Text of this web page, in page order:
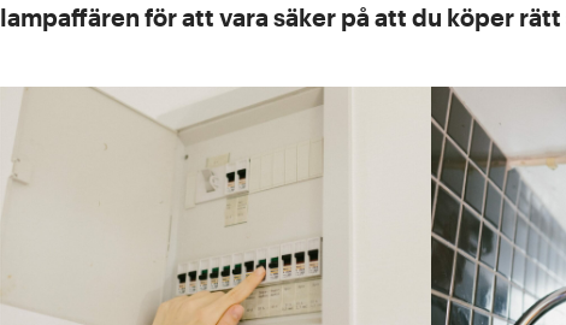
lampaffären för att vara säker på att du köper